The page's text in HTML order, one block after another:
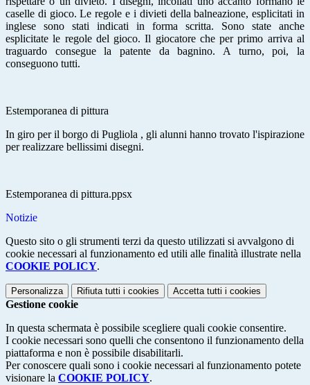
caselle di gioco. Le regole e i divieti della balneazione, esplicitati in
inglese sono stati indicati in forma scritta. Sono state anche
esplicitate le regole del gioco. Il giocatore che per primo arriva al
traguardo consegue la patente da bagnino. A turno, poi, la
conseguono tutti.
Estemporanea di pittura
In giro per il borgo di Pugliola , gli alunni hanno trovato l'ispirazione
per realizzare bellissimi disegni.
Estemporanea di pittura.ppsx
Notizie
Questo sito o gli strumenti terzi da questo utilizzati si avvalgono di
cookie necessari al funzionamento ed utili alle finalità illustrate nella
COOKIE POLICY.
Personalizza Rifiuta tutti i cookies Accetta tutti i cookies
Gestione cookie
In questa schermata è possibile scegliere quali cookie consentire.
I cookie necessari sono quelli che consentono il funzionamento della
piattaforma e non è possibile disabilitarli.
Per conoscere quali sono i cookie necessari al funzionamento potete
visionare la COOKIE POLICY.